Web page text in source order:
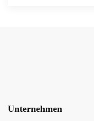
Unternehmen